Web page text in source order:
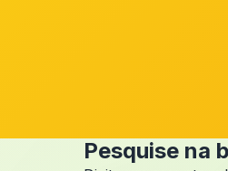
Pesquise na